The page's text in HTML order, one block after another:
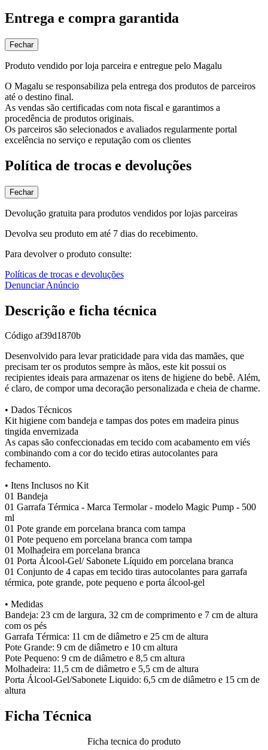
Entrega e compra garantida
Fechar
Produto vendido por loja parceira e entregue pelo Magalu
O Magalu se responsabiliza pela entrega dos produtos de parceiros
até o destino final.
As vendas são certificadas com nota fiscal e garantimos a
procedência de produtos originais.
Os parceiros são selecionados e avaliados regularmente portal
excelência no serviço e reputação com os clientes
Política de trocas e devoluções
Fechar
Devolução gratuita para produtos vendidos por lojas parceiras
Devolva seu produto em até 7 dias do recebimento.
Para devolver o produto consulte:
Políticas de trocas e devoluções
Denunciar Anúncio
Descrição e ficha técnica
Código af39d1870b
Desenvolvido para levar praticidade para vida das mamães, que
precisam ter os produtos sempre às mãos, este kit possui os
recipientes ideais para armazenar os itens de higiene do bebê. Além,
é claro, de compor uma decoração personalizada e cheia de charme.
• Dados Técnicos
Kit higiene com bandeja e tampas dos potes em madeira pinus
tingida envernizada
As capas são confeccionadas em tecido com acabamento em viés
combinando com a cor do tecido etiras autocolantes para
fechamento.
• Itens Inclusos no Kit
01 Bandeja
01 Garrafa Térmica - Marca Termolar - modelo Magic Pump - 500
ml
01 Pote grande em porcelana branca com tampa
01 Pote pequeno em porcelana branca com tampa
01 Molhadeira em porcelana branca
01 Porta Álcool-Gel/ Sabonete Líquido em porcelana branca
01 Conjunto de 4 capas em tecido tiras autocolantes para garrafa
térmica, pote grande, pote pequeno e porta álcool-gel
• Medidas
Bandeja: 23 cm de largura, 32 cm de comprimento e 7 cm de altura
com os pés
Garrafa Térmica: 11 cm de diâmetro e 25 cm de altura
Pote Grande: 9 cm de diâmetro e 10 cm altura
Pote Pequeno: 9 cm de diâmetro e 8,5 cm altura
Molhadeira: 11,5 cm de diâmetro e 5,5 cm de altura
Porta Álcool-Gel/Sabonete Liquido: 6,5 cm de diâmetro e 15 cm de
altura
Ficha Técnica
Ficha tecnica do produto